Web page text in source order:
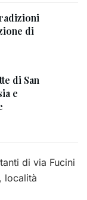
di
di San
e
di via Fucini
località